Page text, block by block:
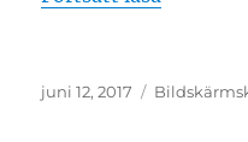
Publicerat
juni 12, 2017 Etiketter